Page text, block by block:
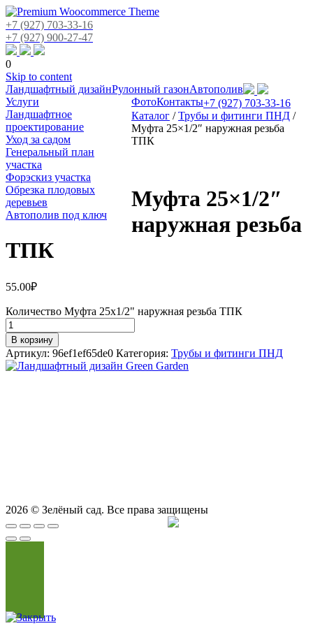
+7 (927) 703-33-16
+7 (927) 900-27-47
0
Skip to content
Ландшафтный дизайнРулонный газонАвтополив
Услуги
Ландшафтное
проектирование
Уход за садом
Генеральный план
участка
Форэскиз участка
Обрезка плодовых
деревьев
Автополив под ключ
ФотоКонтакты+7 (927) 703-33-16
Каталог /Трубы и фитинги ПНД /
Муфта 25×1/2″ наружная резьба
ТПК
Муфта 25×1/2″
наружная резьба
ТПК
55.00₽
Количество Муфта 25x1/2" наружная резьба ТПК
В корзину
Артикул: 96ef1ef65de0 Категория: Трубы и фитинги ПНД
2026 © Зелёный сад. Все права защищены